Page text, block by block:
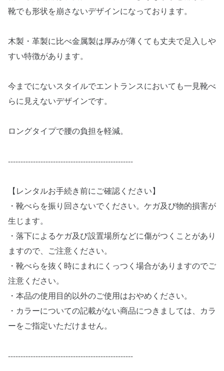
靴でも形状を崩さないデザインになっております。
木製・革製に比べ金属製は厚みが薄くても丈夫で足入しや
すい特徴があります。
今までにないスタイルでエントランスにおいても一見靴べ
らに見えないデザインです。
ロングタイプで腰の負担を軽減。
--------------------------------------------------
【レンタルお手続き前にご確認ください】
・靴べらを振り回さないでください。ケガ及び物的損害が
生じます。
・落下によるケガ及び設置場所などに傷がつくことがあり
ますので、ご注意ください。
・靴べらを抜く時にまれにくっつく場合がありますのでご
注意ください。
・本品の使用目的以外のご使用はおやめください。
・カラーについての記載がない商品につきましては、カラ
ーをご指定いただけません。
--------------------------------------------------